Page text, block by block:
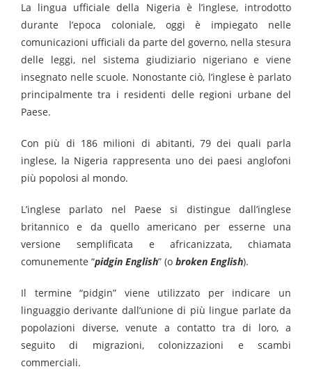
La lingua ufficiale della Nigeria è l’inglese, introdotto
durante l’epoca coloniale, oggi è impiegato nelle
comunicazioni ufficiali da parte del governo, nella stesura
delle leggi, nel sistema giudiziario nigeriano e viene
insegnato nelle scuole. Nonostante ciò, l’inglese è parlato
principalmente tra i residenti delle regioni urbane del
Paese.
Con più di 186 milioni di abitanti, 79 dei quali parla
inglese, la Nigeria rappresenta uno dei paesi anglofoni
più popolosi al mondo.
L’inglese parlato nel Paese si distingue dall’inglese
britannico e da quello americano per esserne una
versione semplificata e africanizzata, chiamata
comunemente “pidgin English” (o broken English).
Il termine “pidgin” viene utilizzato per indicare un
linguaggio derivante dall’unione di più lingue parlate da
popolazioni diverse, venute a contatto tra di loro, a
seguito di migrazioni, colonizzazioni e scambi
commerciali.